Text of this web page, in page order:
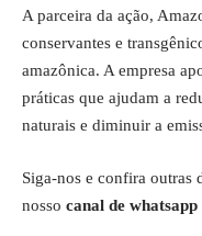
A parceira da ação,
conservantes e
amazônica. A empresa
práticas que ajudam a
naturais e diminuir a
Siga-nos e confira outras
nosso canal de whatsapp